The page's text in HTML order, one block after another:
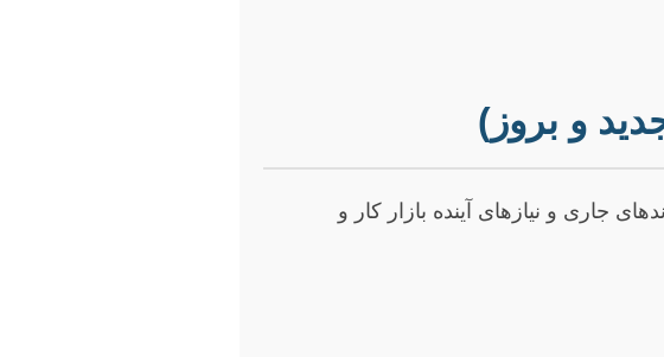
و بروز)
جاری و نیازهای آینده بازار کار و